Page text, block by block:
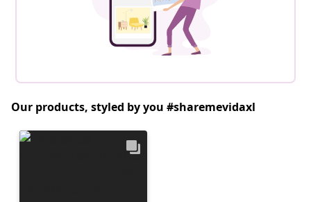
Our products, styled by you #sharemevidaxl